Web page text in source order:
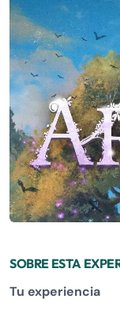
SOBRE ESTA
Tu experiencia